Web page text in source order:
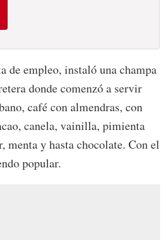
de empleo, instaló una champa
donde comenzó a servir
café con almendras, con
canela, vainilla, pimienta
menta y hasta chocolate. Con el
popular.